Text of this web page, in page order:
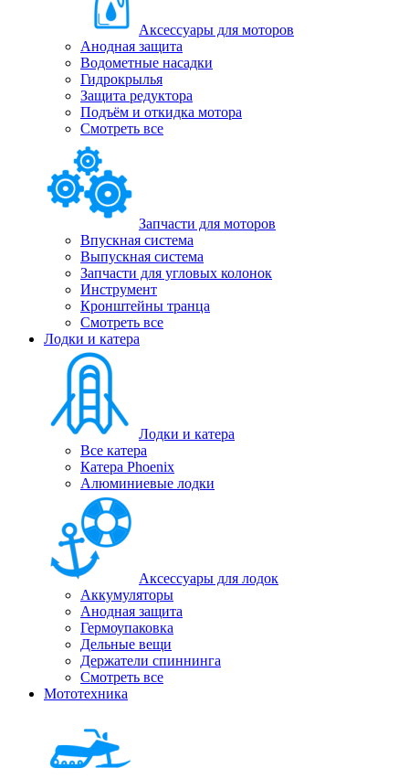
Аксессуары для моторов
Анодная защита
Водометные насадки
Гидрокрылья
Защита редуктора
Подъём и откидка мотора
Смотреть все
Запчасти для моторов
Впускная система
Выпускная система
Запчасти для угловых колонок
Инструмент
Кронштейны транца
Смотреть все
Лодки и катера
Лодки и катера
Все катера
Катера Phoenix
Алюминиевые лодки
Аксессуары для лодок
Аккумуляторы
Анодная защита
Гермоупаковка
Дельные вещи
Держатели спиннинга
Смотреть все
Мототехника